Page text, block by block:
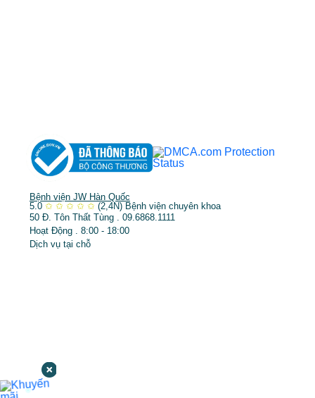
Bệnh viện JW Hàn Quốc
5.0 ✩ ✩ ✩ ✩ ✩ (2,4N) Bệnh viện chuyên khoa
50 Đ. Tôn Thất Tùng . 09.6868.1111
Hoạt Động . 8:00 - 18:00
Dịch vụ tại chỗ